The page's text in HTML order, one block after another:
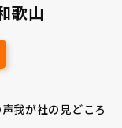
歌山
我が社の見どころ